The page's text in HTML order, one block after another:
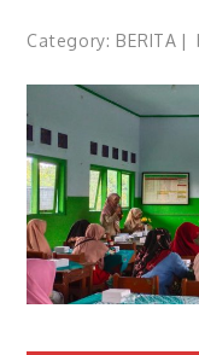
Category: BERITA